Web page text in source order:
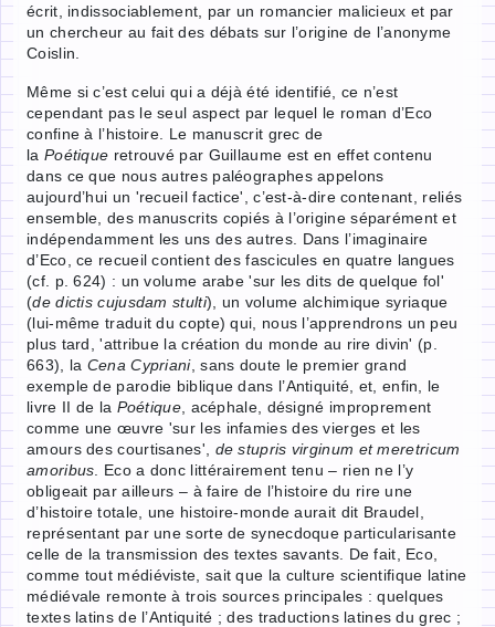
écrit, indissociablement, par un romancier malicieux et par
un chercheur au fait des débats sur l’origine de l’anonyme
Coislin.
Même si c’est celui qui a déjà été identifié, ce n’est
cependant pas le seul aspect par lequel le roman d’Eco
confine à l’histoire. Le manuscrit grec de
la Poétique retrouvé par Guillaume est en effet contenu
dans ce que nous autres paléographes appelons
aujourd’hui un 'recueil factice', c’est-à-dire contenant, reliés
ensemble, des manuscrits copiés à l’origine séparément et
indépendamment les uns des autres. Dans l’imaginaire
d’Eco, ce recueil contient des fascicules en quatre langues
(cf. p. 624) : un volume arabe 'sur les dits de quelque fol'
(de dictis cujusdam stulti), un volume alchimique syriaque
(lui-même traduit du copte) qui, nous l’apprendrons un peu
plus tard, 'attribue la création du monde au rire divin' (p.
663), la Cena Cypriani, sans doute le premier grand
exemple de parodie biblique dans l’Antiquité, et, enfin, le
livre II de la Poétique, acéphale, désigné improprement
comme une œuvre 'sur les infamies des vierges et les
amours des courtisanes', de stupris virginum et meretricum
amoribus . Eco a donc littérairement tenu – rien ne l’y
obligeait par ailleurs – à faire de l’histoire du rire une
d’histoire totale, une histoire-monde aurait dit Braudel,
représentant par une sorte de synecdoque particularisante
celle de la transmission des textes savants. De fait, Eco,
comme tout médiéviste, sait que la culture scientifique latine
médiévale remonte à trois sources principales : quelques
textes latins de l’Antiquité ; des traductions latines du grec ;